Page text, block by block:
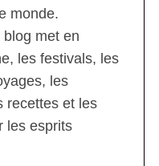
monde.
met en
les festivals, les
les
recettes et les
les esprits